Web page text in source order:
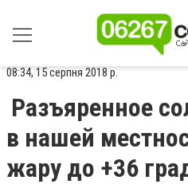
08:34, 15 серпня 2018 р.
Разъяренное
в нашей
жару до +36